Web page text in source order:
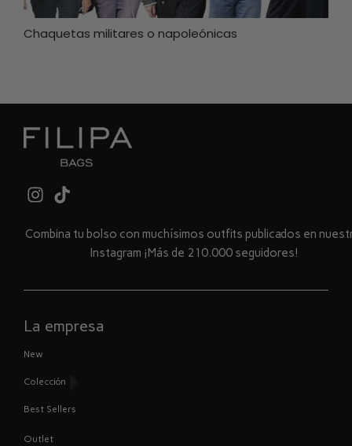
Chaquetas militares o napoleónicas
Combina tu bolso con muchísimos outfits publicados en
Instagram ¡Más de 210.000 seguidores!
La empresa
New
Colección
Best Sellers
Outlet